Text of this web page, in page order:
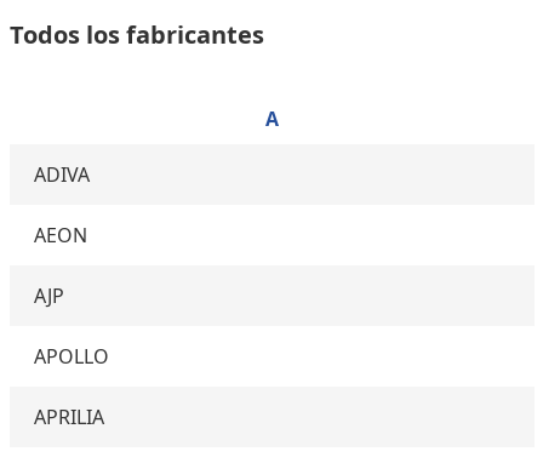
Todos los fabricantes
A
ADIVA
AEON
AJP
APOLLO
APRILIA